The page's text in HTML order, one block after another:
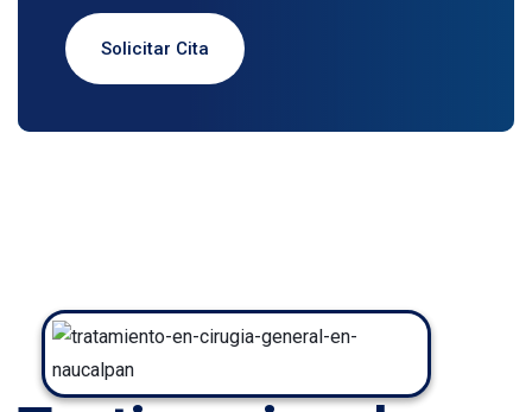
Solicitar Cita